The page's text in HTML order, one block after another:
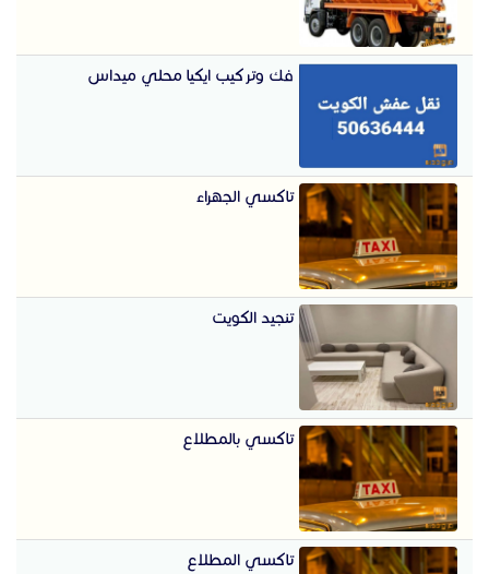
فك وتركيب ايكيا محلي ميداس
تاكسي الجهراء
تنجيد الكويت
تاكسي بالمطلاع
تاكسي المطلاع